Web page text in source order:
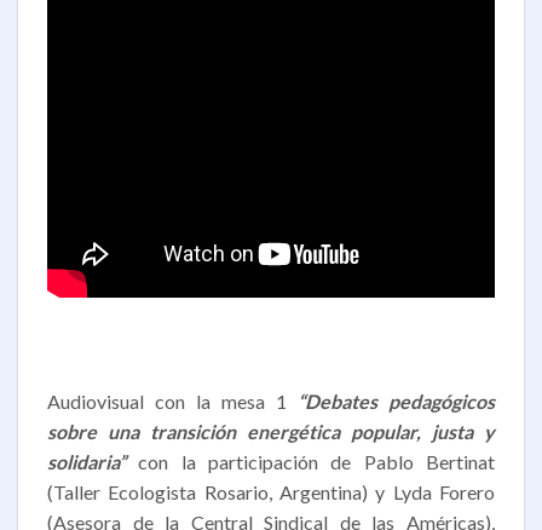
Audiovisual con la mesa 1
“Debates pedagógicos
sobre una transición energética popular, justa y
solidaria”con la participación de Pablo Bertinat
(Taller Ecologista Rosario, Argentina) y Lyda Forero
(Asesora de la Central Sindical de las Américas),